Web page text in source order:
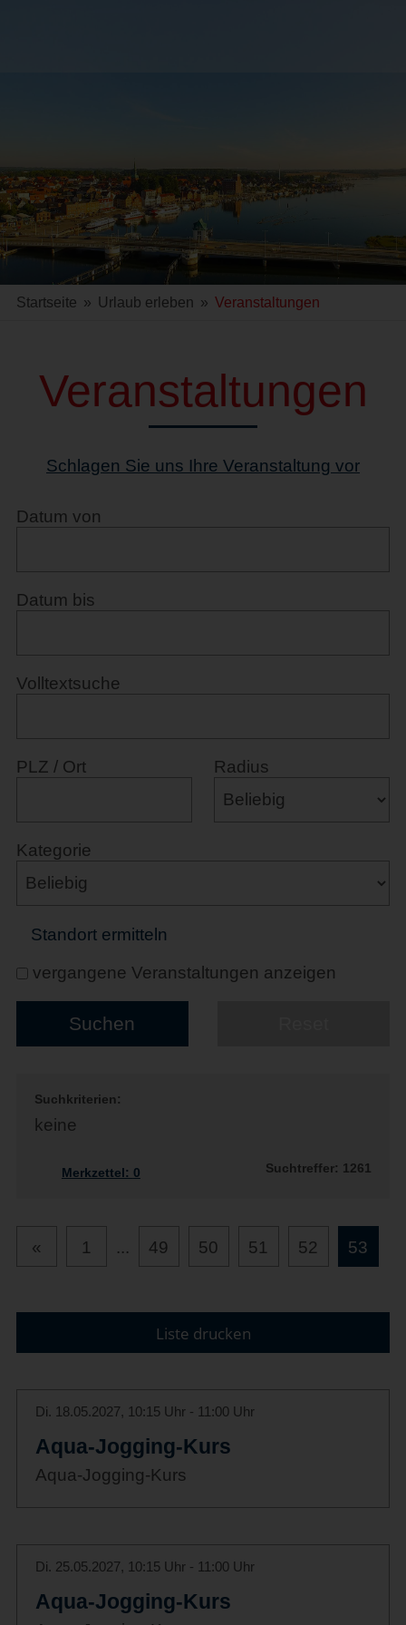
Startseite » Urlaub erleben » Veranstaltungen
Veranstaltungen
Schlagen Sie uns Ihre Veranstaltung vor
Datum von
Datum bis
Volltextsuche
PLZ / Ort Radius
Kategorie
Standort ermitteln
vergangene Veranstaltungen anzeigen
Suchkriterien:
keine
Merkzettel: 0 Suchtreffer: 1261
« 1 ... 49 50 51 52 53
Liste drucken
Di. 18.05.2027, 10:15 Uhr - 11:00 Uhr
Aqua-Jogging-Kurs
Aqua-Jogging-Kurs
Di. 25.05.2027, 10:15 Uhr - 11:00 Uhr
Aqua-Jogging-Kurs